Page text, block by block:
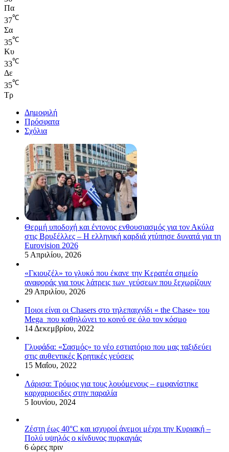
Πα
37℃
Σα
35℃
Κυ
33℃
Δε
35℃
Τρ
Δημοφιλή
Πρόσφατα
Σχόλια
Θερμή υποδοχή και έντονος ενθουσιασμός για τον Ακύλα
στις Βρυξέλλες – Η ελληνική καρδιά χτύπησε δυνατά για τη
Eurovision 2026
5 Απριλίου, 2026
«Γκιουζέλ» το γλυκό που έκανε την Κερατέα σημείο
αναφοράς για τους λάτρεις των γεύσεων που ξεχωρίζουν
29 Απριλίου, 2026
Ποιοι είναι οι Chasers στο τηλεπαιχνίδι « the Chase» του
Mega που καθηλώνει το κοινό σε όλο τον κόσμο
14 Δεκεμβρίου, 2022
Γλυφάδα: «Σασμός» το νέο εστιατόριο που μας ταξιδεύει
στις αυθεντικές Κρητικές γεύσεις
15 Μαΐου, 2022
Λάρισα: Τρόμος για τους λουόμενους – εμφανίστηκε
καρχαριοειδες στην παραλία
5 Ιουνίου, 2024
Ζέστη έως 40°C και ισχυροί άνεμοι μέχρι την Κυριακή –
Πολύ υψηλός ο κίνδυνος πυρκαγιάς
6 ώρες πριν